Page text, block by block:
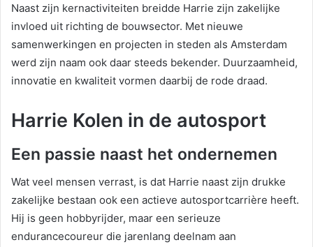
Naast zijn kernactiviteiten breidde Harrie zijn zakelijke
invloed uit richting de bouwsector. Met nieuwe
samenwerkingen en projecten in steden als Amsterdam
werd zijn naam ook daar steeds bekender. Duurzaamheid,
innovatie en kwaliteit vormen daarbij de rode draad.
Harrie Kolen in de autosport
Een passie naast het ondernemen
Wat veel mensen verrast, is dat Harrie naast zijn drukke
zakelijke bestaan ook een actieve autosportcarrière heeft.
Hij is geen hobbyrijder, maar een serieuze
endurancecoureur die jarenlang deelnam aan